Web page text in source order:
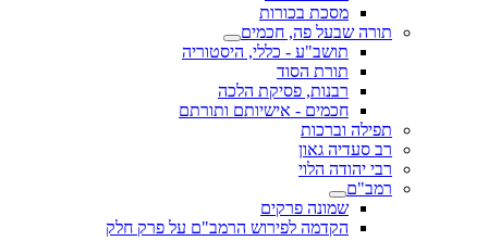
מסכת בכורות
תורה שבעל פה, חכמים
תושב"ע - כללי, היסטוריה
תורת הסוד
רבנות, פסיקת הלכה
חכמים - אישיותם ותורתם
תפילה וברכות
רב סעדיה גאון
רבי יהודה הלוי
רמב"ם
שמונה פרקים
הקדמה לפירוש הרמב"ם על פרק חלק